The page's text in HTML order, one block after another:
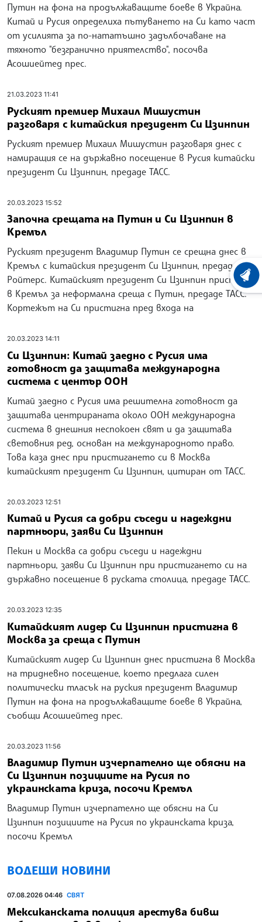
Путин на фона на продължаващите боеве в Украйна.
Китай и Русия определиха пътуването на Си като част
от усилията за по-нататъшно задълбочаване на
тяхното "безгранично приятелство", посочва
Асошиейтед прес.
21.03.2023 11:41
Руският премиер Михаил Мишустин
разговаря с китайския президент Си Цзинпин
Руският премиер Михаил Мишустин разговаря днес с
намиращия се на държавно посещение в Русия китайски
президент Си Цзинпин, предаде ТАСС.
20.03.2023 15:52
Започна срещата на Путин и Си Цзинпин в
Кремъл
Руският президент Владимир Путин се срещна днес в
Кремъл с китайския президент Си Цзинпин, предаде
Ройтерс. Китайският президент Си Цзинпин пристигна
в Кремъл за неформална среща с Путин, предаде ТАСС.
Кортежът на Си пристигна пред входа на
20.03.2023 14:11
Си Цзинпин: Китай заедно с Русия има
готовност да защитава международна
система с център ООН
Китай заедно с Русия има решителна готовност да
защитава центрираната около ООН международна
система в днешния неспокоен свят и да защитава
световния ред, основан на международното право.
Това каза днес при пристигането си в Москва
китайският президент Си Цзинпин, цитиран от ТАСС.
20.03.2023 12:51
Китай и Русия са добри съседи и надеждни
партньори, заяви Си Цзинпин
Пекин и Москва са добри съседи и надеждни
партньори, заяви Си Цзинпин при пристигането си на
държавно посещение в руската столица, предаде ТАСС.
20.03.2023 12:35
Китайският лидер Си Цзинпин пристигна в
Москва за среща с Путин
Китайският лидер Си Цзинпин днес пристигна в Москва
на тридневно посещение, което предлага силен
политически тласък на руския президент Владимир
Путин на фона на продължаващите боеве в Украйна,
съобщи Асошиейтед прес.
20.03.2023 11:56
Владимир Путин изчерпателно ще обясни на
Си Цзинпин позициите на Русия по
украинската криза, посочи Кремъл
Владимир Путин изчерпателно ще обясни на Си
Цзинпин позициите на Русия по украинската криза,
посочи Кремъл
ВОДЕЩИ НОВИНИ
07.08.2026 04:46 СВЯТ
Мексиканската полиция арестува бивш